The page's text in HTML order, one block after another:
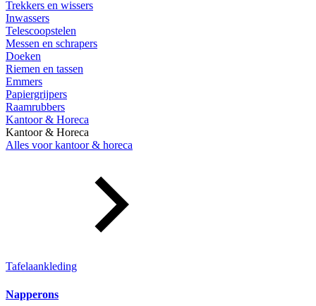
Trekkers en wissers
Inwassers
Telescoopstelen
Messen en schrapers
Doeken
Riemen en tassen
Emmers
Papiergrijpers
Raamrubbers
Kantoor & Horeca
Kantoor & Horeca
Alles voor kantoor & horeca
Tafelaankleding
Napperons